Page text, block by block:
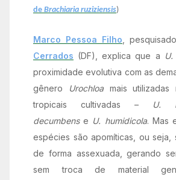
de Brachiaria ruziziensis)
Marco Pessoa Filho ,
Cerrados (DF), explica que a
proximidade evolutiva com as
gênero
Urochloamais utilizadas
tropicais cultivadas –
U.
decumbense U. humidicola. Mas
espécies são apomíticas, ou seja,
de forma assexuada, gerando
sem troca de material